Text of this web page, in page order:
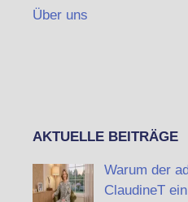
Über uns
AKTUELLE BEITRÄGE
Warum der
ClaudineT